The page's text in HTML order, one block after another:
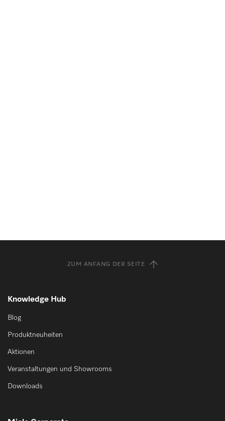
ZUM ANFANG DER SEITE
Knowledge Hub
Blog
Produktneuheiten
Aktionen
Veranstaltungen und Showrooms
Downloads